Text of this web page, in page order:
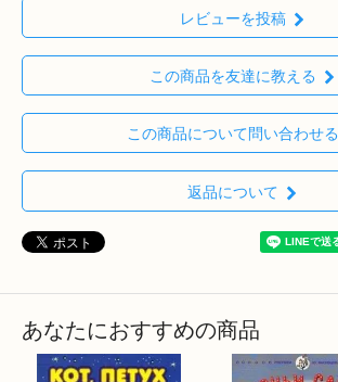
レビューを投稿
この商品を友達に教える
この商品について問い合わせる
返品について
あなたにおすすめの商品